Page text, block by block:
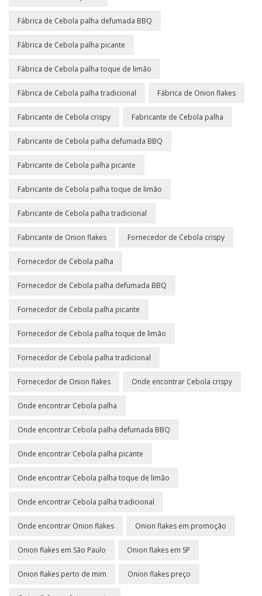
Fábrica de Cebola palha defumada BBQ
Fábrica de Cebola palha picante
Fábrica de Cebola palha toque de limão
Fábrica de Cebola palha tradicional Fábrica de Onion flakes
Fabricante de Cebola crispy Fabricante de Cebola palha
Fabricante de Cebola palha defumada BBQ
Fabricante de Cebola palha picante
Fabricante de Cebola palha toque de limão
Fabricante de Cebola palha tradicional
Fabricante de Onion flakes Fornecedor de Cebola crispy
Fornecedor de Cebola palha
Fornecedor de Cebola palha defumada BBQ
Fornecedor de Cebola palha picante
Fornecedor de Cebola palha toque de limão
Fornecedor de Cebola palha tradicional
Fornecedor de Onion flakes Onde encontrar Cebola crispy
Onde encontrar Cebola palha
Onde encontrar Cebola palha defumada BBQ
Onde encontrar Cebola palha picante
Onde encontrar Cebola palha toque de limão
Onde encontrar Cebola palha tradicional
Onde encontrar Onion flakes Onion flakes em promoção
Onion flakes em São Paulo Onion flakes em SP
Onion flakes perto de mim Onion flakes preço